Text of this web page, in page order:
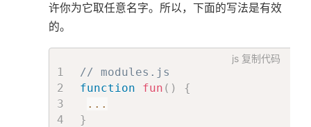
许你为它取任意名字。所以，下面的写法是有效
的。
js 复制代码
// modules.js
function
fun ( )
{
...
}